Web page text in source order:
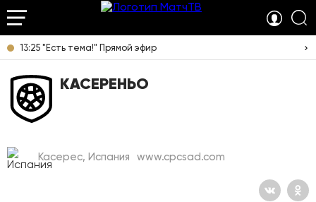
13:25 "Есть тема!" Прямой эфир
КАСЕРЕНЬО
Касерес, Испания www.cpcsad.com